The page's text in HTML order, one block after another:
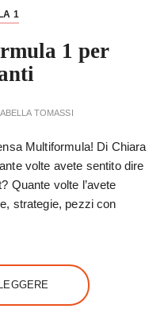
1
1 per
TOMASSI
Multiformula! Di Chiara
volte avete sentito dire
Quante volte l’avete
strategie, pezzi con